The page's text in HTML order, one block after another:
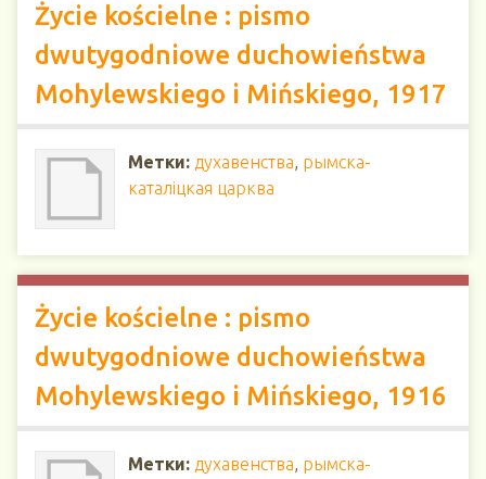
Życie kościelne : pismo
dwutygodniowe duchowieństwa
Mohylewskiego i Mińskiego, 1917
Метки: духавенства, рымска-
каталіцкая царква
Życie kościelne : pismo
dwutygodniowe duchowieństwa
Mohylewskiego i Mińskiego, 1916
Метки: духавенства, рымска-